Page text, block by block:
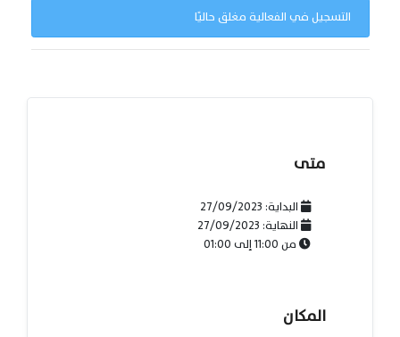
التسجيل في الفعالية مغلق حاليًا
متى
البداية: 27/09/2023
النهاية: 27/09/2023
من11:00إلى01:00
المكان